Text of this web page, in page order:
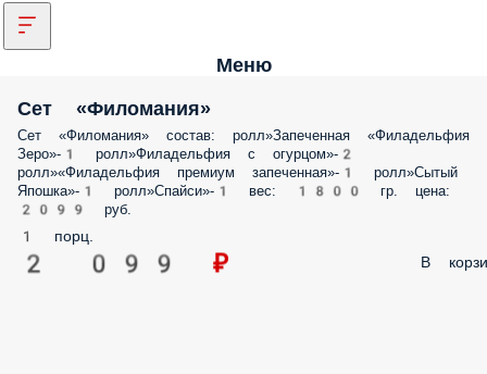
Меню
Сет «Филомания»
Сет «Филомания» состав: ролл»Запеченная «Филадельфия
Зеро»-1 ролл»Филадельфия с огурцом»-2
ролл»«Филадельфия премиум запеченная»-1 ролл»Сытый
Япошка»-1 ролл»Спайси»-1 вес: 1800 гр. цена:
2099 руб.
1 порц.
2 099 ₽ В